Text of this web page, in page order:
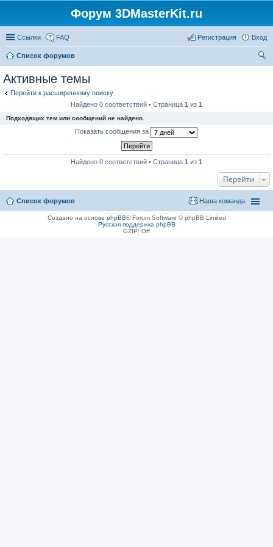
Форум 3DMasterKit.ru
Ссылки FAQ Вход
Регистрация
Список форумов
Активные темы
Перейти к расширенному поиску
Найдено 0 соответствий • Страница 1 из 1
Подходящих тем или сообщений не найдено.
Показать сообщения за
Найдено 0 соответствий • Страница 1 из 1
Перейти
Список форумов Наша команда
Создано на основе phpBB® Forum Software © phpBB Limited
Русская поддержка phpBB
GZIP: Off